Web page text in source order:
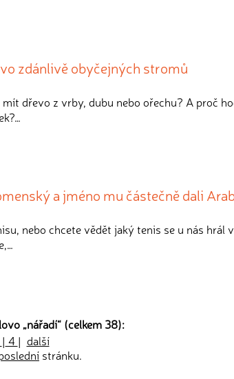
zdánlivě obyčejných stromů
mít dřevo z vrby, dubu nebo ořechu? A proč
a jméno mu částečně dali
nebo chcete vědět jaký tenis se u nás hrál
„nářadí“ (celkem 38):
| 4 | další
stránku.